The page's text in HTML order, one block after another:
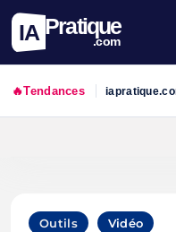
IA Pratique
.com
🔥Tendances
Outils Vidéo